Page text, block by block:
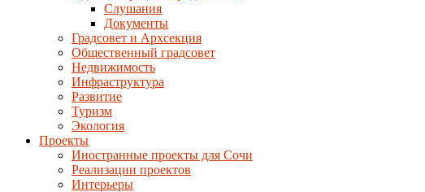
Слушания
Документы
Градсовет и Архсекция
Общественный градсовет
Недвижимость
Инфраструктура
Развитие
Туризм
Экология
Проекты
Иностранные проекты для Сочи
Реализации проектов
Интерьеры